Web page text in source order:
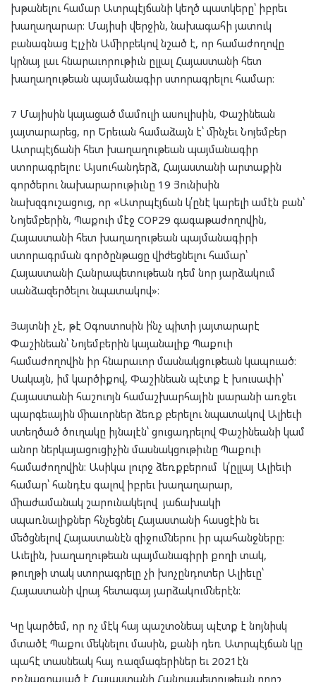
խթանելու համար Ատրպէյճանի կեղծ պատկերը՝ իբրեւ
խաղաղարար։ Մայիսի վերջին, նախագահի յատուկ
բանագնաց Էլչին Ամիրբեկով նշած է, որ համաժողովը
կրնայ լաւ հնարաւորութիւն ըլլալ Հայաստանի հետ
խաղաղութեան պայմանագիր ստորագրելու համար։
7 Մայիսին կայացած մամուլի ասուլիսին, Փաշինեան
յայտարարեց, որ Երեւան համաձայն է՝ մինչեւ Նոյեմբեր
Ատրպէյճանի հետ խաղաղութեան պայմանագիր
ստորագրելու: Այսուհանդերձ, Հայաստանի արտաքին
գործերու նախարարութիւնը 19 Յունիսին
նախզգուշացուց, որ «Ատրպէյճան կ՛ընէ կարելի ամէն բան՝
Նոյեմբերին, Պաքուի մէջ COP29 գագաթաժողովին,
Հայաստանի հետ խաղաղութեան պայմանագիրի
ստորագրման գործընթացը վիժեցնելու համար՝
Հայաստանի Հանրապետութեան դեմ նոր յարձակում
սանձազերծելու նպատակով»։
Յայտնի չէ, թէ Օգոստոսին ի՛նչ պիտի յայտարարէ
Փաշինեան՝ Նոյեմբերին կայանալիք Պաքուի
համաժողովին իր հնարաւոր մասնակցութեան կապուած։
Սակայն, իմ կարծիքով, Փաշինեան պէտք է խուսափի՝
Հայաստանի հաշուոյն համաշխարհային լսարանի առջեւ
պարգեւային միաւորներ ձեռք բերելու նպատակով Ալիեւի
ստեղծած ծուղակը իյնալէն՝ ցուցադրելով Փաշինեանի կամ
անոր ներկայացուցիչին մասնակցութիւնը Պաքուի
համաժողովին։ Ասիկա լուրջ ձեռքբերում կ՛ըլլայ Ալիեւի
համար՝ հանդէս գալով իբրեւ խաղաղարար,
միաժամանակ շարունակելով յաճախակի
սպառնալիքներ հնչեցնել Հայաստանի հասցէին եւ
մեծցնելով Հայաստանէն զիջումներու իր պահանջները:
Աւելին, խաղաղութեան պայմանագիրի քողի տակ,
թուղթի տակ ստորագրելը չի ​​խոչընդոտեր Ալիեւը՝
Հայաստանի վրայ հետագայ յարձակումներէն:
Կը կարծեմ, որ ոչ մէկ հայ պաշտօնեայ պէտք է նոյնիսկ
մտածէ Պաքու մեկնելու մասին, քանի դեռ Ատրպէյճան կը
պահէ տասնեակ հայ ռազմագերիներ եւ 2021էն
բռնագրաւած է Հայաստանի Հանրապետութեան որոշ